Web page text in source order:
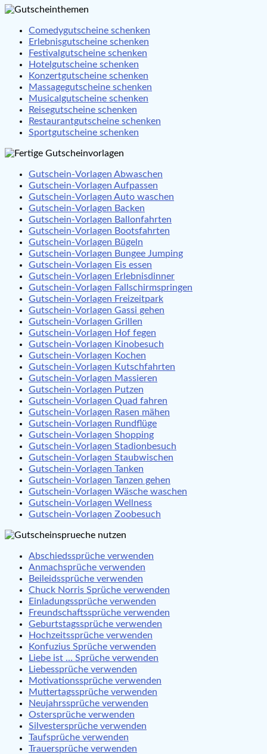
Comedygutscheine schenken
Erlebnisgutscheine schenken
Festivalgutscheine schenken
Hotelgutscheine schenken
Konzertgutscheine schenken
Massagegutscheine schenken
Musicalgutscheine schenken
Reisegutscheine schenken
Restaurantgutscheine schenken
Sportgutscheine schenken
Gutschein-Vorlagen Abwaschen
Gutschein-Vorlagen Aufpassen
Gutschein-Vorlagen Auto waschen
Gutschein-Vorlagen Backen
Gutschein-Vorlagen Ballonfahrten
Gutschein-Vorlagen Bootsfahrten
Gutschein-Vorlagen Bügeln
Gutschein-Vorlagen Bungee Jumping
Gutschein-Vorlagen Eis essen
Gutschein-Vorlagen Erlebnisdinner
Gutschein-Vorlagen Fallschirmspringen
Gutschein-Vorlagen Freizeitpark
Gutschein-Vorlagen Gassi gehen
Gutschein-Vorlagen Grillen
Gutschein-Vorlagen Hof fegen
Gutschein-Vorlagen Kinobesuch
Gutschein-Vorlagen Kochen
Gutschein-Vorlagen Kutschfahrten
Gutschein-Vorlagen Massieren
Gutschein-Vorlagen Putzen
Gutschein-Vorlagen Quad fahren
Gutschein-Vorlagen Rasen mähen
Gutschein-Vorlagen Rundflüge
Gutschein-Vorlagen Shopping
Gutschein-Vorlagen Stadionbesuch
Gutschein-Vorlagen Staubwischen
Gutschein-Vorlagen Tanken
Gutschein-Vorlagen Tanzen gehen
Gutschein-Vorlagen Wäsche waschen
Gutschein-Vorlagen Wellness
Gutschein-Vorlagen Zoobesuch
Abschiedssprüche verwenden
Anmachsprüche verwenden
Beileidssprüche verwenden
Chuck Norris Sprüche verwenden
Einladungssprüche verwenden
Freundschaftssprüche verwenden
Geburtstagssprüche verwenden
Hochzeitssprüche verwenden
Konfuzius Sprüche verwenden
Liebe ist … Sprüche verwenden
Liebessprüche verwenden
Motivationssprüche verwenden
Muttertagssprüche verwenden
Neujahrssprüche verwenden
Ostersprüche verwenden
Silvestersprüche verwenden
Taufsprüche verwenden
Trauersprüche verwenden